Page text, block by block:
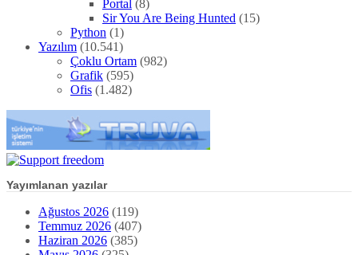
Portal (8)
Sir You Are Being Hunted (15)
Python (1)
Yazılım (10.541)
Çoklu Ortam (982)
Grafik (595)
Ofis (1.482)
Yayımlanan yazılar
Ağustos 2026 (119)
Temmuz 2026 (407)
Haziran 2026 (385)